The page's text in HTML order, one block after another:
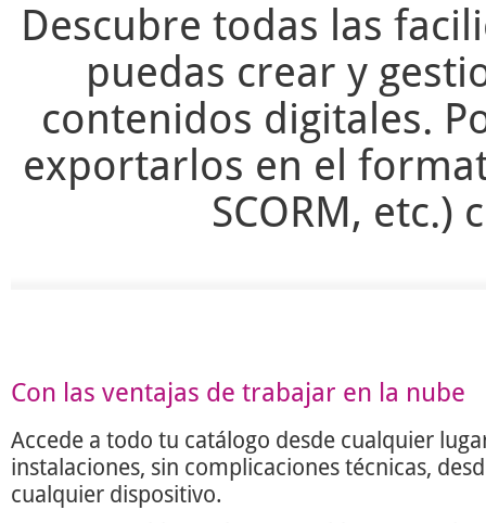
Descubre todas las
puedas crear y
contenidos digitales.
exportarlos en el
SCORM, etc.)
Con las ventajas de trabajar en la nube
Accede a todo tu catálogo desde cualquier
instalaciones, sin complicaciones técnicas,
cualquier dispositivo.